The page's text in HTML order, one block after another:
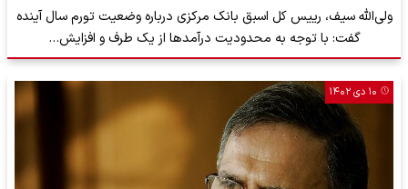
ولی‌الله سیف، رییس کل اسبق بانک مرکزی درباره وضعیت تورم سال آینده
گفت: با توجه به محدودیت درآمدها از یک طرف و افزایش…
۱۰ دی ۱۴۰۲